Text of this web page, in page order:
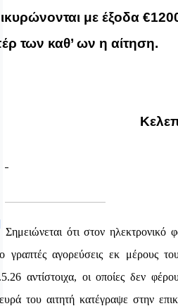
με έξοδα
των καθ’ ων η αίτηση.
Σημειώνεται ότι στον ηλεκτρονικό
γραπτές αγορεύσεις εκ μέρους
αντίστοιχα, οι οποίες δεν
του αιτητή κατέγραψε στην